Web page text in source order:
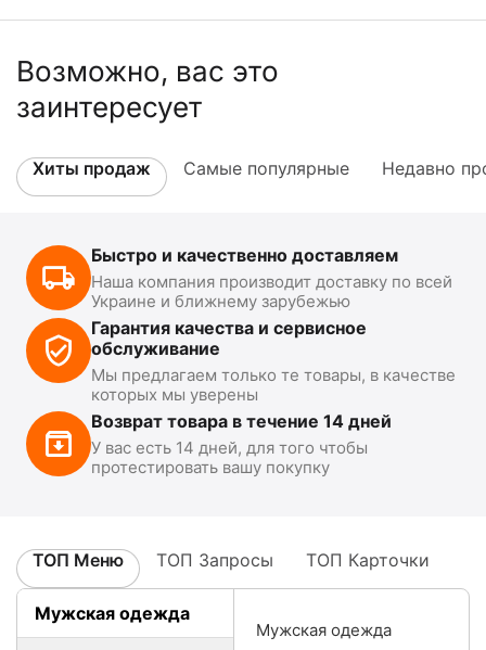
Возможно, вас это
заинтересует
Хиты продаж Самые популярные Недавно
Быстро и качественно доставляем
Наша компания производит доставку по всей
Украине и ближнему зарубежью
Гарантия качества и сервисное
обслуживание
Мы предлагаем только те товары, в качестве
которых мы уверены
Возврат товара в течение 14 дней
У вас есть 14 дней, для того чтобы
протестировать вашу покупку
ТОП Меню ТОП Запросы ТОП Карточки
Мужская одежда
Мужская одежда